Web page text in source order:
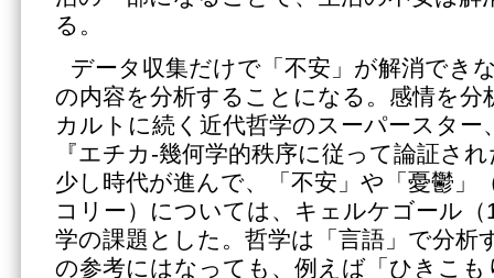
る。
データ収集だけで「不安」が解消でき
の内容を分析することになる。感情を分
カルトに続く近代哲学のスーパースタ
『エチカ-幾何学的秩序に従って論証さ
少し時代が進んで、「不安」や「憂鬱」
コリー）については、キェルケゴール
学の課題とした。哲学は「言語」で分析
の参考にはなっても、例えば「ひきこ